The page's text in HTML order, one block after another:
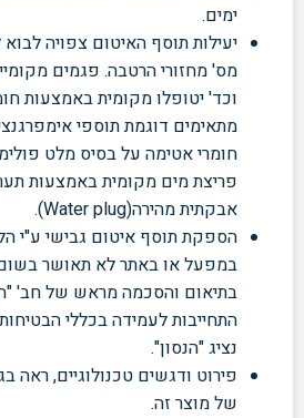
ימים.
יעילות תוסף האיטום צפויה לבוא
מס' מחזורי הרטבה. פגמים
וכד' יטופלו מקומית באמצעות
מתאימים דוגמת תוספי
חומרי אטימה על בסיס מלט
פריצת מים מקומית באמצעות
אבקתית מהירה(Water plug).
הספקת תוסף איטום גבישי ע"י
במפעל או באתר לא תאושר
בתיאום והסכמה מראש של חב'
התחייבות לעמידה בכללי
נציג "הנסון".
פירוט ודגשים טכנולוגיים, ראה
של מוצר זה.